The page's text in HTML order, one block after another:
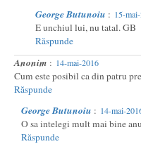
George Butunoiu : 15-
E unchiul lui, nu tatal. GB
Răspunde
Anonim : 14-mai-2016
Cum este posibil ca din patru
Răspunde
George Butunoiu : 14-mai-
O sa intelegi mult mai bine
Răspunde